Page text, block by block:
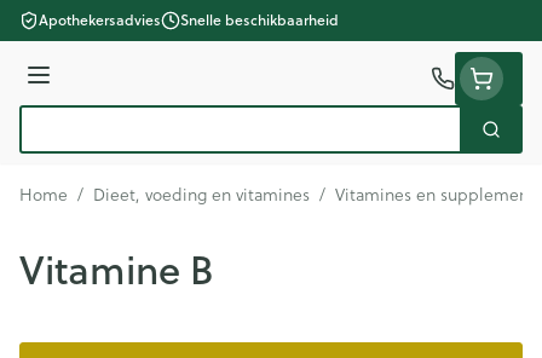
Ga naar de inhoud
Apothekersadvies Snelle beschikbaarheid
Menu
Zoek
Home / Dieet, voeding en vitamines / Vitamines en
Vitamine B